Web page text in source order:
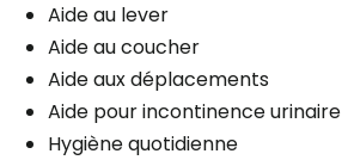
Aide au lever
Aide au coucher
Aide aux déplacements
Aide pour incontinence urinaire
Hygiène quotidienne